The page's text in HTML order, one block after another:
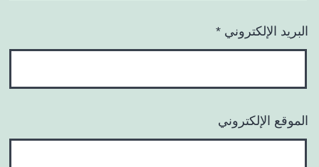
البريد الإلكتروني *
الموقع الإلكتروني